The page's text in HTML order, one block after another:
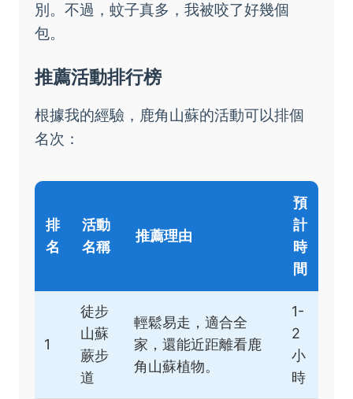
別。不過，蚊子真多，我被咬了好幾個
包。
推薦活動排行榜
根據我的經驗，鹿角山蘇的活動可以排個
名次：
排
名
活動
名稱
推薦理由
預
計
時
間
1
徒步
山蘇
蕨步
道
輕鬆易走，適合全
家，還能近距離看鹿
角山蘇植物。
1-
2
小
時